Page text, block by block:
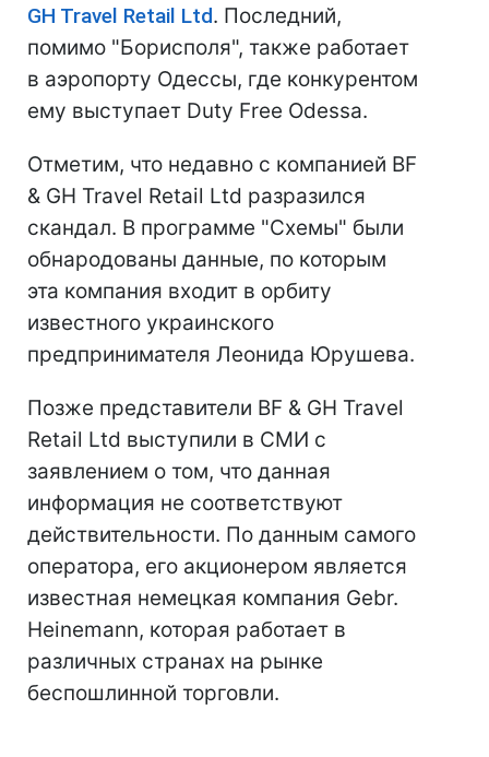
GH Travel Retail Ltd. Последний,
помимо "Борисполя", также работает
в аэропорту Одессы, где конкурентом
ему выступает Duty Free Odessa.
Отметим, что недавно с компанией BF
& GH Travel Retail Ltd разразился
скандал. В программе "Схемы" были
обнародованы данные, по которым
эта компания входит в орбиту
известного украинского
предпринимателя Леонида Юрушева.
Позже представители BF & GH Travel
Retail Ltd выступили в СМИ с
заявлением о том, что данная
информация не соответствуют
действительности. По данным самого
оператора, его акционером является
известная немецкая компания Gebr.
Heinemann, которая работает в
различных странах на рынке
беспошлинной торговли.